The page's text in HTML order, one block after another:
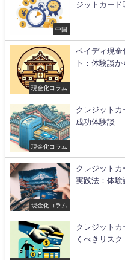
中国
ジットカード
現金化コラム
ペイディ現金
ト：体験談
現金化コラム
クレジットカ
成功体験談
現金化コラム
クレジットカ
実践法：体験
クレジット
くべきリスク